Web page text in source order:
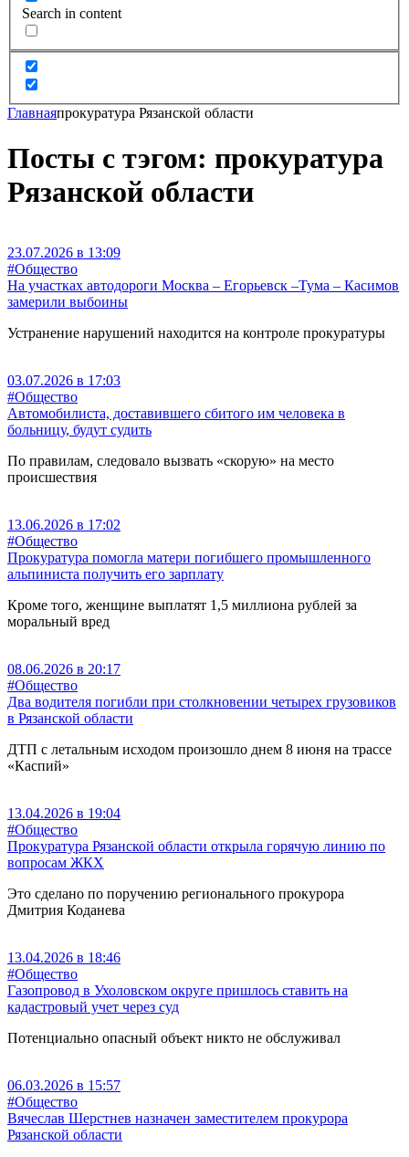
Search in content
Главнаяпрокуратура Рязанской области
Посты с тэгом: прокуратура
Рязанской области
23.07.2026 в 13:09
#Общество
На участках автодороги Москва – Егорьевск –Тума – Касимов
замерили выбоины
Устранение нарушений находится на контроле прокуратуры
03.07.2026 в 17:03
#Общество
Автомобилиста, доставившего сбитого им человека в
больницу, будут судить
По правилам, следовало вызвать «скорую» на место
происшествия
13.06.2026 в 17:02
#Общество
Прокуратура помогла матери погибшего промышленного
альпиниста получить его зарплату
Кроме того, женщине выплатят 1,5 миллиона рублей за
моральный вред
08.06.2026 в 20:17
#Общество
Два водителя погибли при столкновении четырех грузовиков
в Рязанской области
ДТП с летальным исходом произошло днем 8 июня на трассе
«Каспий»
13.04.2026 в 19:04
#Общество
Прокуратура Рязанской области открыла горячую линию по
вопросам ЖКХ
Это сделано по поручению регионального прокурора
Дмитрия Коданева
13.04.2026 в 18:46
#Общество
Газопровод в Ухоловском округе пришлось ставить на
кадастровый учет через суд
Потенциально опасный объект никто не обслуживал
06.03.2026 в 15:57
#Общество
Вячеслав Шерстнев назначен заместителем прокурора
Рязанской области